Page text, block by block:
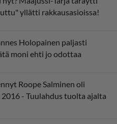
yllätti rakkausasioissa!
Holopainen paljasti
moni ehti jo odottaa
Roope Salminen oli
2016 - Tuulahdus tuolta ajalta